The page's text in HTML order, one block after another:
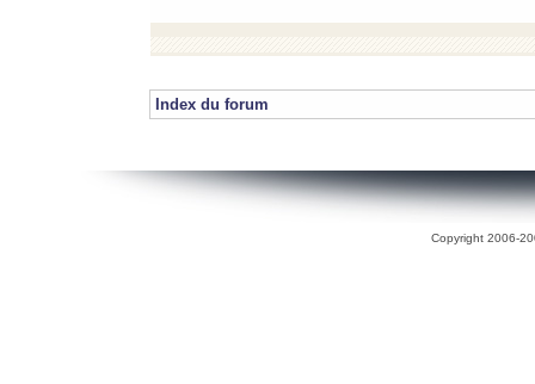
Index du forum
Copyright 2006-